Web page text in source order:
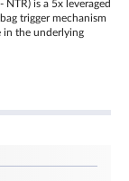
NTR) is a 5x leveraged
trigger mechanism
in the underlying